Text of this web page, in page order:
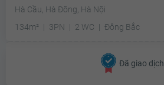
Hà Cầu, Hà Đông, Hà Nội
134m²
3PN 2 WC Đông Bắc
Đã giao dịch